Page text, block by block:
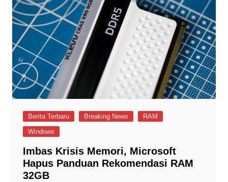
Berita Terbaru Breaking News
RAM
Windows
Imbas Krisis Memori, Microsoft
Hapus Panduan Rekomendasi RAM
32GB